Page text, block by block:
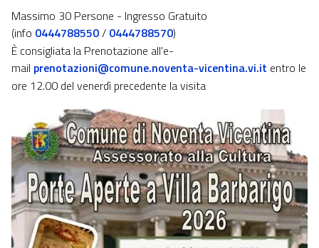
Massimo 30 Persone - Ingresso Gratuito
(info 0444788550/ 0444788570)
È consigliata la Prenotazione all'e-
mail prenotazioni@comune.noventa-vicentina.vi.it entro le
ore 12.00 del venerdì precedente la visita